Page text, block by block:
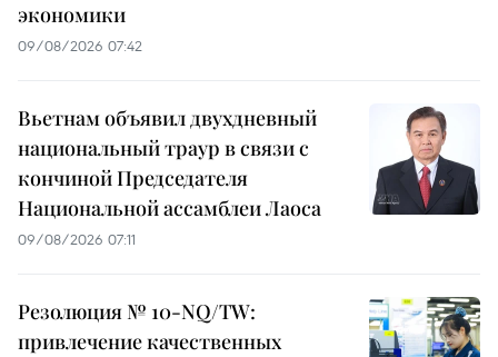
экономики
09/08/2026 07:42
Вьетнам объявил двухдневный
национальный траур в связи с
кончиной Председателя
Национальной ассамблеи Лаоса
09/08/2026 07:11
Резолюция № 10-NQ/TW:
привлечение качественных